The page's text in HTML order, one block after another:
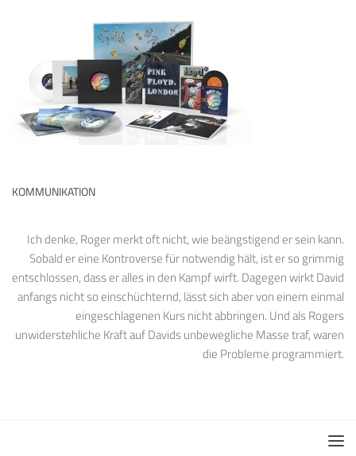
KOMMUNIKATION
Ich denke, Roger merkt oft nicht, wie beängstigend er sein kann.
Sobald er eine Kontroverse für notwendig hält, ist er so grimmig
entschlossen, dass er alles in den Kampf wirft. Dagegen wirkt David
anfangs nicht so einschüchternd, lässt sich aber von einem einmal
eingeschlagenen Kurs nicht abbringen. Und als Rogers
unwiderstehliche Kraft auf Davids unbewegliche Masse traf, waren
die Probleme programmiert.